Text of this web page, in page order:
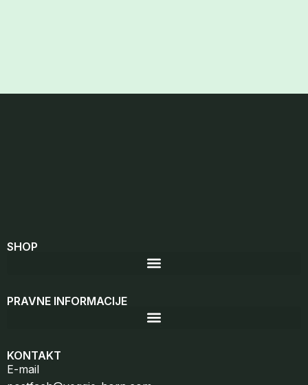
SHOP
PRAVNE INFORMACIJE
KONTAKT
E-mail